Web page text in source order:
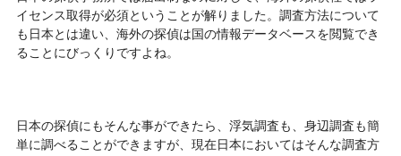
イセンス取得が必須ということが解りました。調査方法について
も日本とは違い、海外の探偵は国の情報データベースを閲覧でき
ることにびっくりですよね。
日本の探偵にもそんな事ができたら、浮気調査も、身辺調査も簡
単に調べることができますが、現在日本においてはそんな調査方